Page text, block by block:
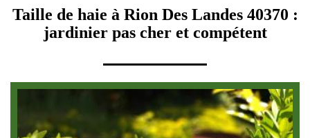
Taille de haie à Rion Des Landes 40370 :
jardinier pas cher et compétent